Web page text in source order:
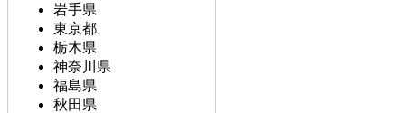
岩手県
東京都
栃木県
神奈川県
福島県
秋田県